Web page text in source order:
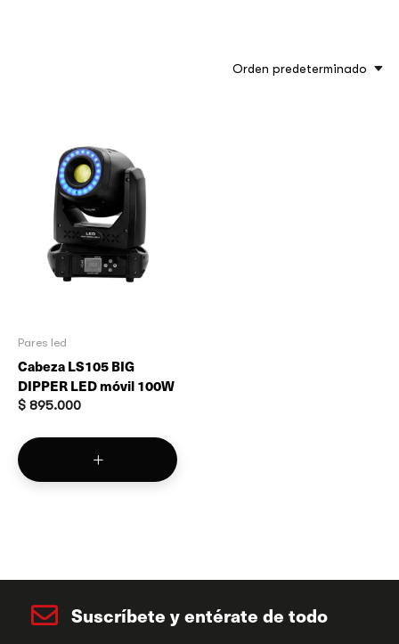
Orden predeterminado
Pares led
Cabeza LS105 BIG
DIPPER LED móvil 100W
$ 895.000
Suscríbete y entérate de todo